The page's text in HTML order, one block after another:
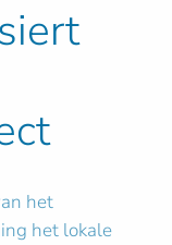
het
het lokale